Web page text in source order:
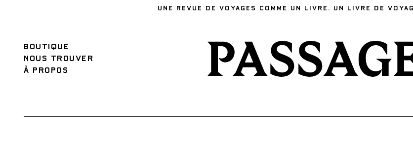
UNE REVUE DE VOYAGES COMME UN LIVRE. UN LIVRE DE
BOUTIQUE
NOUS TROUVER
À PROPOS